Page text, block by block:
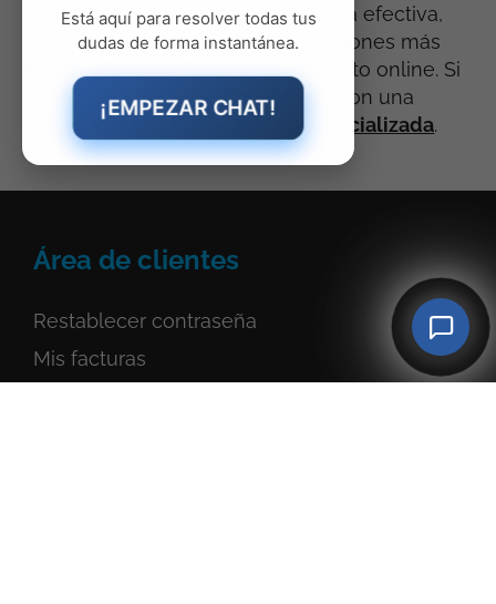
configurar conversiones de manera efectiva,
las empresas pueden tomar decisiones más
informadas y mejorar su rendimiento online. Si
tienes dudas puedes consultarlo con una
agencia de marketing online especializada.
Área de clientes
Restablecer contraseña
Mis facturas
Está aquí para resolver todas tus
dudas de forma instantánea.
¡EMPEZAR CHAT!